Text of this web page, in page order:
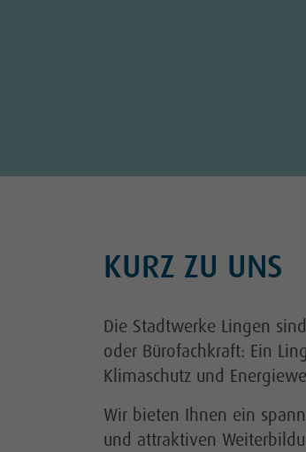
KURZ ZU UNS
Die Stadtwerke Lingen
oder Bürofachkraft: Ein
Klimaschutz und
Wir bieten Ihnen ein
und attraktiven